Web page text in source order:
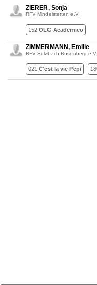
ZIERER, Sonja
RFV Mindelstetten e.V.
152 OLG Academico
ZIMMERMANN, Emilie
RFV Sulzbach-Rosenberg e.V.
021 C'est la vie Pepi